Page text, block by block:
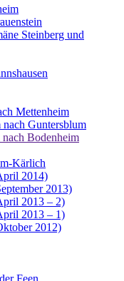
Steinberg und
Mettenheim
Guntersblum
Bodenheim
Kärlich
2014)
2013)
2013 – 2)
2013 – 1)
2012)
Feen